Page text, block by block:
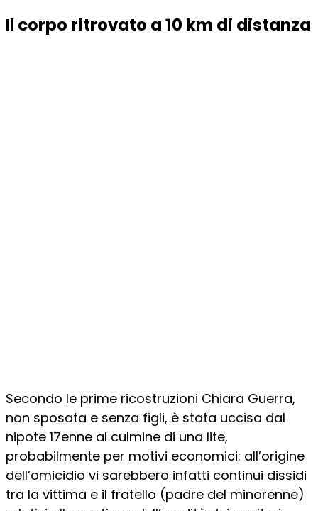
Il corpo ritrovato a 10 km di distanza
Secondo le prime ricostruzioni Chiara Guerra,
non sposata e senza figli, è stata uccisa dal
nipote 17enne al culmine di una lite,
probabilmente per motivi economici: all’origine
dell’omicidio vi sarebbero infatti continui dissidi
tra la vittima e il fratello (padre del minorenne)